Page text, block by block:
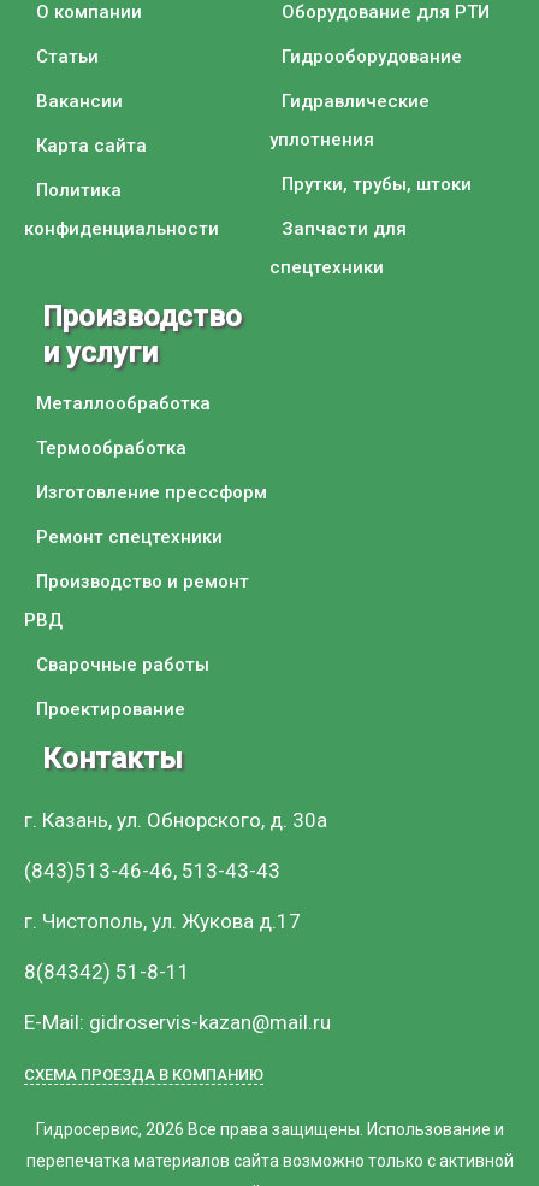
О компании
Статьи
Вакансии
Карта сайта
Политика
конфиденциальности
Оборудование для РТИ
Гидрооборудование
Гидравлические
уплотнения
Прутки, трубы, штоки
Запчасти для
спецтехники
Производство
и услуги
Металлообработка
Термообработка
Изготовление прессформ
Ремонт спецтехники
Производство и ремонт
РВД
Сварочные работы
Проектирование
Контакты
г. Казань, ул. Обнорского, д. 30а
(843)513-46-46, 513-43-43
г. Чистополь, ул. Жукова д.17
8(84342) 51-8-11
E-Mail: gidroservis-kazan@mail.ru
СХЕМА ПРОЕЗДА В КОМПАНИЮ
Гидросервис, 2026 Все права защищены. Использование и
перепечатка материалов сайта возможно только с активной